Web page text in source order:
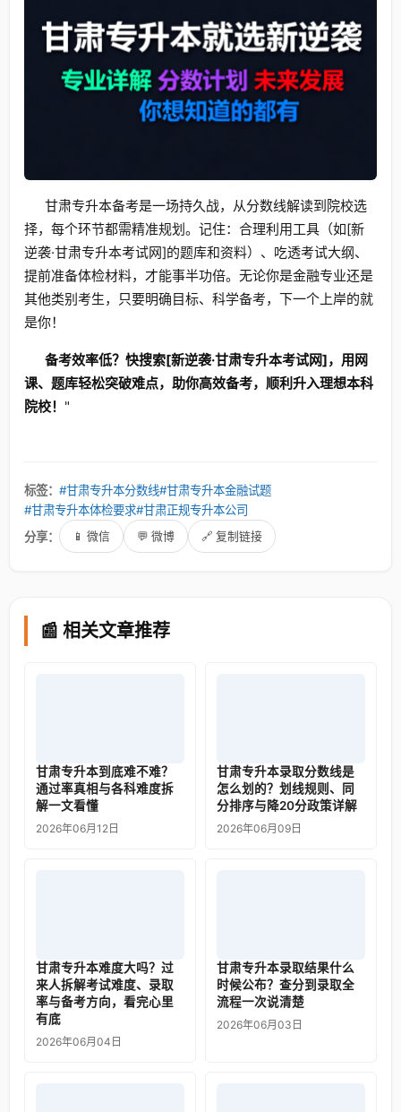
甘肃专升本备考是一场持久战，从分数线解读到院校选
择，每个环节都需精准规划。记住：合理利用工具（如[新
逆袭·甘肃专升本考试网]的题库和资料）、吃透考试大纲、
提前准备体检材料，才能事半功倍。无论你是金融专业还是
其他类别考生，只要明确目标、科学备考，下一个上岸的就
是你！
备考效率低？快搜索[新逆袭·甘肃专升本考试网]，用网
课、题库轻松突破难点，助你高效备考，顺利升入理想本科
院校！ "
标签： #甘肃专升本分数线#甘肃专升本金融试题
#甘肃专升本体检要求#甘肃正规专升本公司
分享：
📱 微信 💬 微博 🔗 复制链接
📰 相关文章推荐
甘肃专升本到底难不难？
通过率真相与各科难度拆
解一文看懂
2026年06月12日
甘肃专升本录取分数线是
怎么划的？划线规则、同
分排序与降20分政策详解
2026年06月09日
甘肃专升本难度大吗？过
来人拆解考试难度、录取
率与备考方向，看完心里
有底
2026年06月04日
甘肃专升本录取结果什么
时候公布？查分到录取全
流程一次说清楚
2026年06月03日